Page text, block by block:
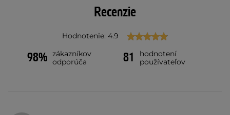
Recenzie
Hodnotenie: 4.9
98% zákazníkov
odporúča
81
hodnotení
používateľov